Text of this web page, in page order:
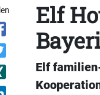
Elf
Elf